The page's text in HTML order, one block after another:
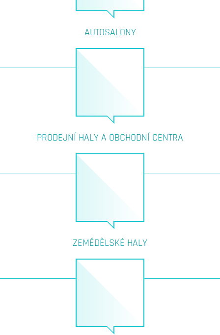
AUTOSALONY
PRODEJNÍ HALY A OBCHODNÍ CENTRA
ZEMĚDĚLSKÉ HALY